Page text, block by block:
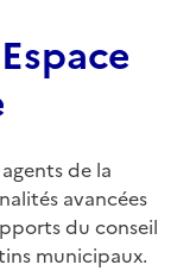
de la
avancées
du conseil
municipaux.